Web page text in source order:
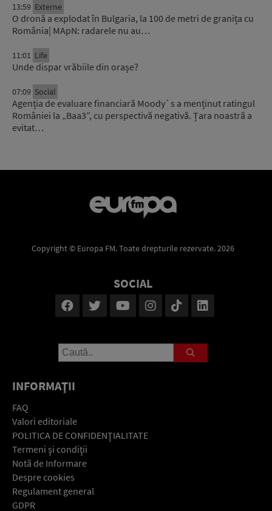
13:59 Externe
O dronă a explodat în Bulgaria, la 100 de metri de granița cu
România| MApN: radarele nu au…
11:01 Life
Unde dispar vrăbiile din orașe?
07:09 Social
Agenția de evaluare financiară Moody`s a menținut ratingul
României la „Baa3”, cu perspectivă negativă. Țara noastră a
evitat…
Copyright © Europa FM. Toate drepturile rezervate. 2026
SOCIAL
INFORMAŢII
FAQ
Valori editoriale
POLITICA DE CONFIDENŢIALITATE
Termeni şi condiţii
Notă de Informare
Despre cookies
Regulament general
GDPR